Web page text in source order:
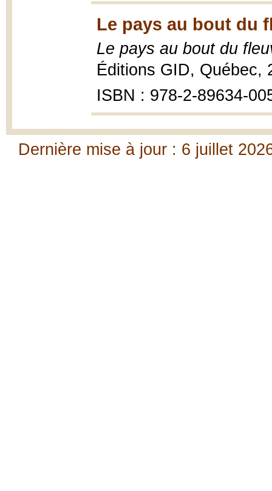
Le pays au bout du
Le pays au bout du
Éditions GID, Québec,
ISBN : 978-2-89634-
Dernière mise à jour : 6 juillet